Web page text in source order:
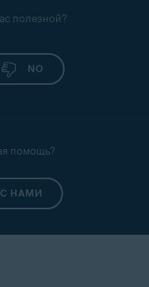
полезной?
NO
помощь?
НАМИ